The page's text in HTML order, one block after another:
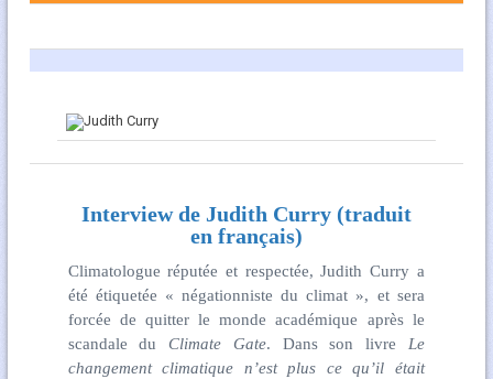
Interview de Judith Curry (traduit
en français)
Climatologue réputée et respectée, Judith Curry a
été étiquetée « négationniste du climat », et sera
forcée de quitter le monde académique après le
scandale du Climate Gate. Dans son livre Le
changement climatique n’est plus ce qu’il était